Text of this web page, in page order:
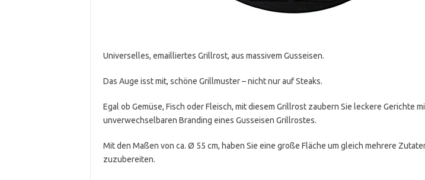
Universelles, emailliertes Grillrost, aus massivem Gusseisen.
Das Auge isst mit, schöne Grillmuster – nicht nur auf Steaks.
Egal ob Gemüse, Fisch oder Fleisch, mit diesem Grillrost zaubern Sie leckere Gerichte
unverwechselbaren Branding eines Gusseisen Grillrostes.
Mit den Maßen von ca. Ø 55 cm, haben Sie eine große Fläche um gleich mehrere
zuzubereiten.